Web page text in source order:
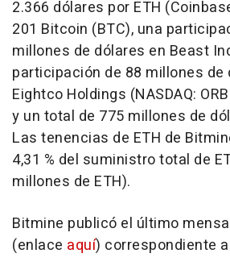
2.366 dólares por ETH
201 Bitcoin (BTC), una
millones de dólares en Beast
participación de 88 millones de
Eightco Holdings (NASDAQ:
y un total de 775 millones de
Las tenencias de ETH de
4,31 % del suministro total de
millones de ETH).
Bitmine publicó el último
(enlace aquí) correspondiente